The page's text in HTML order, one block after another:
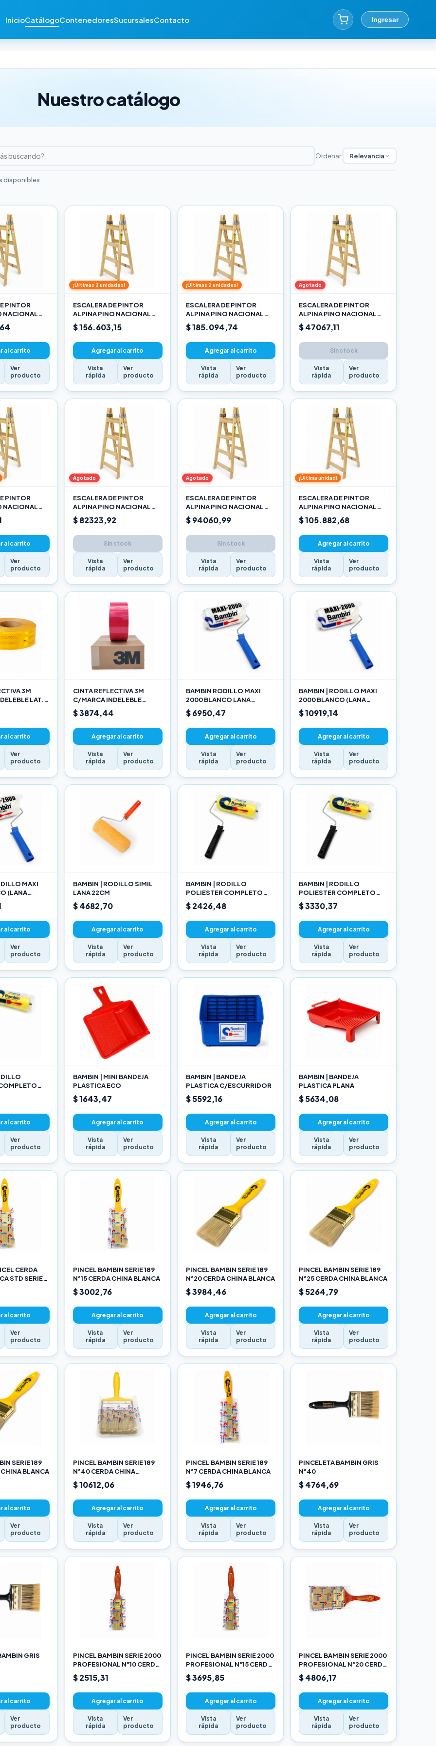
InicioCatálogoContenedoresSucursalesContacto Ingresar
Nuestro catálogo
Ordenar: Relevancia
disponibles
PINTOR
NACIONAL
al carrito
Ver
producto
¡Últimas 2 unidades!
ESCALERA DE PINTOR
ALPINA PINO NACIONAL
3,30M PRO
$ 156.603,15
Agregar al carrito
Vista
rápida
Ver
producto
¡Últimas 2 unidades!
ESCALERA DE PINTOR
ALPINA PINO NACIONAL
3,90M PRO
$ 185.094,74
Agregar al carrito
Vista
rápida
Ver
producto
Agotado
ESCALERA DE PINTOR
ALPINA PINO NACIONAL
1,20M PRO
$ 47067,11
Sin stock
Vista
rápida
Ver
producto
PINTOR
NACIONAL
al carrito
Ver
producto
Agotado
ESCALERA DE PINTOR
ALPINA PINO NACIONAL
2,10M PRO
$ 82323,92
Sin stock
Vista
rápida
Ver
producto
Agotado
ESCALERA DE PINTOR
ALPINA PINO NACIONAL
2,40M PRO
$ 94060,99
Sin stock
Vista
rápida
Ver
producto
¡Última unidad!
ESCALERA DE PINTOR
ALPINA PINO NACIONAL
2,70M PRO
$ 105.882,68
Agregar al carrito
Vista
rápida
Ver
producto
3M
LAT.
al carrito
Ver
producto
CINTA REFLECTIVA 3M
C/MARCA INDELEBLE
TRASERA BLANCA Y ROJO X
METRO
$ 3874,44
Agregar al carrito
Vista
rápida
Ver
producto
BAMBIN RODILLO MAXI
2000 BLANCO LANA
SELECCIONADA 10 CM
$ 6950,47
Agregar al carrito
Vista
rápida
Ver
producto
BAMBIN | RODILLO MAXI
2000 BLANCO (LANA
SELECCIONADA) 17CM
$ 10919,14
Agregar al carrito
Vista
rápida
Ver
producto
MAXI
(LANA
22CM
al carrito
Ver
producto
BAMBIN | RODILLO SIMIL
LANA 22CM
$ 4682,70
Agregar al carrito
Vista
rápida
Ver
producto
BAMBIN | RODILLO
POLIESTER COMPLETO
10CM
$ 2426,48
Agregar al carrito
Vista
rápida
Ver
producto
BAMBIN | RODILLO
POLIESTER COMPLETO
17CM
$ 3330,37
Agregar al carrito
Vista
rápida
Ver
producto
al carrito
Ver
producto
BAMBIN | MINI BANDEJA
PLASTICA ECO
$ 1643,47
Agregar al carrito
Vista
rápida
Ver
producto
BAMBIN | BANDEJA
PLASTICA C/ESCURRIDOR
$ 5592,16
Agregar al carrito
Vista
rápida
Ver
producto
BAMBIN | BANDEJA
PLASTICA PLANA
$ 5634,08
Agregar al carrito
Vista
rápida
Ver
producto
CERDA
STD SERIE
al carrito
Ver
producto
PINCEL BAMBIN SERIE 189
N°15 CERDA CHINA BLANCA
$ 3002,76
Agregar al carrito
Vista
rápida
Ver
producto
PINCEL BAMBIN SERIE 189
N°20 CERDA CHINA BLANCA
$ 3984,46
Agregar al carrito
Vista
rápida
Ver
producto
PINCEL BAMBIN SERIE 189
N°25 CERDA CHINA BLANCA
$ 5264,79
Agregar al carrito
Vista
rápida
Ver
producto
SERIE 189
BLANCA
al carrito
Ver
producto
PINCEL BAMBIN SERIE 189
N°40 CERDA CHINA
BLANCA
$ 10612,06
Agregar al carrito
Vista
rápida
Ver
producto
PINCEL BAMBIN SERIE 189
N°7 CERDA CHINA BLANCA
$ 1946,76
Agregar al carrito
Vista
rápida
Ver
producto
PINCELETA BAMBIN GRIS
N°40
$ 4764,69
Agregar al carrito
Vista
rápida
Ver
producto
GRIS
al carrito
Ver
producto
PINCEL BAMBIN SERIE 2000
PROFESIONAL N°10 CERDA
CHINA BLANCA
$ 2515,31
Agregar al carrito
Vista
rápida
Ver
producto
PINCEL BAMBIN SERIE 2000
PROFESIONAL N°15 CERDA
CHINA BLANCA
$ 3695,85
Agregar al carrito
Vista
rápida
Ver
producto
PINCEL BAMBIN SERIE 2000
PROFESIONAL N°20 CERDA
CHINA BLANCA
$ 4806,17
Agregar al carrito
Vista
rápida
Ver
producto